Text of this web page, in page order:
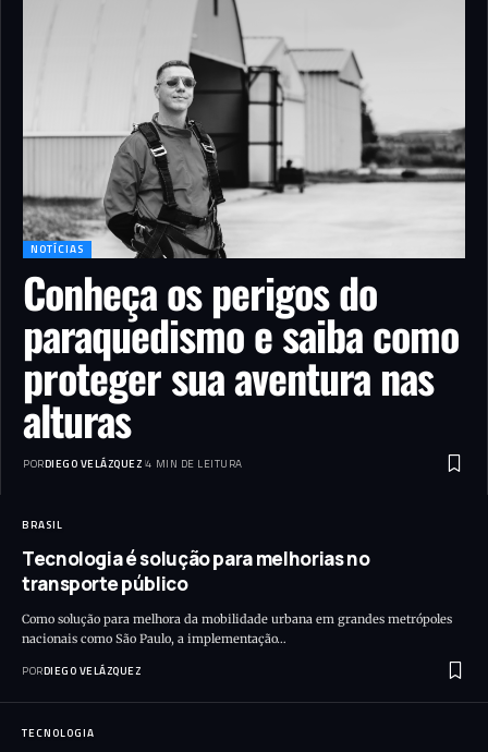
NOTÍCIAS
Conheça os perigos do
paraquedismo e saiba como
proteger sua aventura nas
alturas
PORDIEGO VELÁZQUEZ 4 MIN DE LEITURA
BRASIL
Tecnologia é solução para melhorias no
transporte público
Como solução para melhora da mobilidade urbana em grandes metrópoles
nacionais como São Paulo, a implementação…
PORDIEGO VELÁZQUEZ
TECNOLOGIA